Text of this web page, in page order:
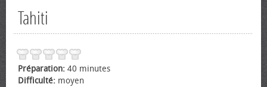
Tahiti
Préparation: 40 minutes
Difficulté: moyen